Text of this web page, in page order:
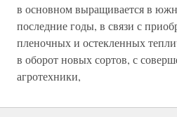
в основном выращивается в
последние годы, в связи с
пленочных и остекленных
в оборот новых сортов, с
агротехники,